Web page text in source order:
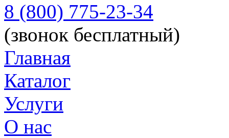
8 (800) 775-23-34
(звонок бесплатный)
Главная
Каталог
Услуги
О нас